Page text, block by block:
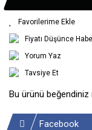
Fiyatı Düşünce
Yorum Yaz
Tavsiye Et
Bu ürünü beğendiniz
Facebook